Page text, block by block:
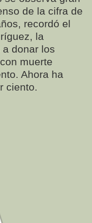
de la cifra de
recordó el
la
donar los
muerte
Ahora ha
ciento.